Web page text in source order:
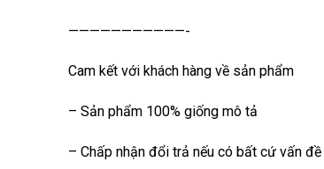
———————————-
Cam kết với khách hàng về sản phẩm
– Sản phẩm 100% giống mô tả
– Chấp nhận đổi trả nếu có bất cứ vấn